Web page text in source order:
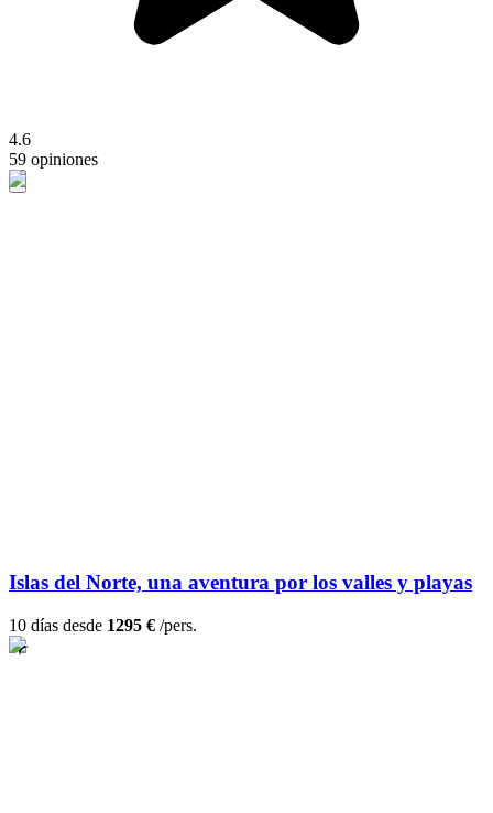
4.6
59 opiniones
Islas del Norte, una aventura por los valles y playas
10 días desde 1295 € /pers.